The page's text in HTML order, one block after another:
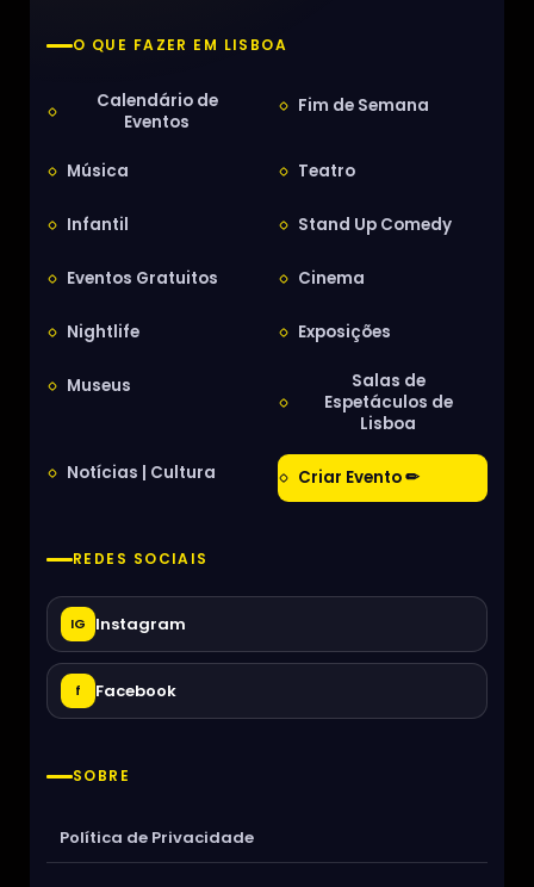
O QUE FAZER EM LISBOA
Calendário de
Eventos
Fim de Semana
Música Teatro
Infantil Stand Up Comedy
Eventos Gratuitos Cinema
Nightlife Exposições
Museus
Salas de
Espetáculos de
Lisboa
Notícias | Cultura Criar Evento ✏
REDES SOCIAIS
IG Instagram
f Facebook
SOBRE
Política de Privacidade